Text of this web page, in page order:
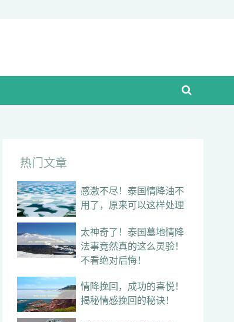
热门文章
感激不尽！泰国情降油不
用了，原来可以这样处理
太神奇了！泰国墓地情降
法事竟然真的这么灵验！
不看绝对后悔！
情降挽回，成功的喜悦！
揭秘情感挽回的秘诀！